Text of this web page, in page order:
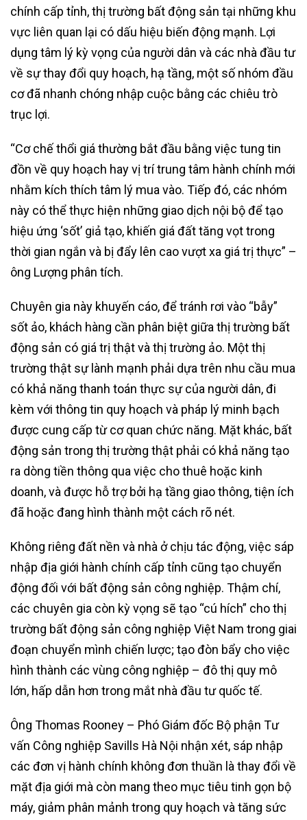
chính cấp tỉnh, thị trường bất động sản tại những khu
vực liên quan lại có dấu hiệu biến động mạnh. Lợi
dụng tâm lý kỳ vọng của người dân và các nhà đầu tư
về sự thay đổi quy hoạch, hạ tầng, một số nhóm đầu
cơ đã nhanh chóng nhập cuộc bằng các chiêu trò
trục lợi.
“Cơ chế thổi giá thường bắt đầu bằng việc tung tin
đồn về quy hoạch hay vị trí trung tâm hành chính mới
nhằm kích thích tâm lý mua vào. Tiếp đó, các nhóm
này có thể thực hiện những giao dịch nội bộ để tạo
hiệu ứng ‘sốt’ giả tạo, khiến giá đất tăng vọt trong
thời gian ngắn và bị đẩy lên cao vượt xa giá trị thực” –
ông Lượng phân tích.
Chuyên gia này khuyến cáo, để tránh rơi vào “bẫy”
sốt ảo, khách hàng cần phân biệt giữa thị trường bất
động sản có giá trị thật và thị trường ảo. Một thị
trường thật sự lành mạnh phải dựa trên nhu cầu mua
có khả năng thanh toán thực sự của người dân, đi
kèm với thông tin quy hoạch và pháp lý minh bạch
được cung cấp từ cơ quan chức năng. Mặt khác, bất
động sản trong thị trường thật phải có khả năng tạo
ra dòng tiền thông qua việc cho thuê hoặc kinh
doanh, và được hỗ trợ bởi hạ tầng giao thông, tiện ích
đã hoặc đang hình thành một cách rõ nét.
Không riêng đất nền và nhà ở chịu tác động, việc sáp
nhập địa giới hành chính cấp tỉnh cũng tạo chuyển
động đối với bất động sản công nghiệp. Thậm chí,
các chuyên gia còn kỳ vọng sẽ tạo “cú hích” cho thị
trường bất động sản công nghiệp Việt Nam trong giai
đoạn chuyển mình chiến lược; tạo đòn bẩy cho việc
hình thành các vùng công nghiệp – đô thị quy mô
lớn, hấp dẫn hơn trong mắt nhà đầu tư quốc tế.
Ông Thomas Rooney – Phó Giám đốc Bộ phận Tư
vấn Công nghiệp Savills Hà Nội nhận xét, sáp nhập
các đơn vị hành chính không đơn thuần là thay đổi về
mặt địa giới mà còn mang theo mục tiêu tinh gọn bộ
máy, giảm phân mảnh trong quy hoạch và tăng sức